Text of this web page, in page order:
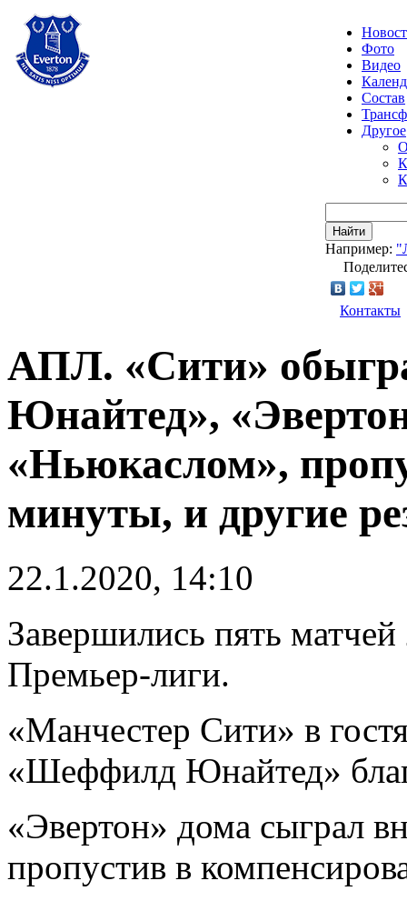
Фото
Видео
Состав
Другое
Найти
Например:
Контакты
АПЛ. «Сити»
Юнайтед»,
«Ньюкаслом»,
минуты, и другие
22.1.2020, 14:10
Завершились пять матчей
Премьер-лиги.
«Манчестер Сити» в
«Шеффилд Юнайтед»
«Эвертон» дома сыграл
пропустив в